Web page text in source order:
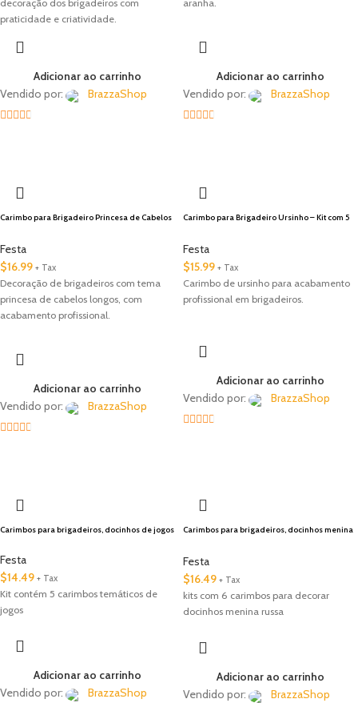
decoração dos brigadeiros com
praticidade e criatividade.
Adicionar ao carrinho
Vendido por:
BrazzaShop
aranha.
Adicionar ao carrinho
Vendido por:
BrazzaShop
Carimbo para Brigadeiro Princesa de Cabelos
Festa
$16.99 + Tax
Decoração de brigadeiros com tema
princesa de cabelos longos, com
acabamento profissional.
Adicionar ao carrinho
Vendido por:
BrazzaShop
Carimbo para Brigadeiro Ursinho – Kit com 5
Festa
$15.99 + Tax
Carimbo de ursinho para acabamento
profissional em brigadeiros.
Adicionar ao carrinho
Vendido por:
BrazzaShop
Carimbos para brigadeiros, docinhos de jogos
Festa
$14.49 + Tax
Kit contém 5 carimbos temáticos de
jogos
Adicionar ao carrinho
Vendido por:
BrazzaShop
Carimbos para brigadeiros, docinhos menina
Festa
$16.49 + Tax
kits com 6 carimbos para decorar
docinhos menina russa
Adicionar ao carrinho
Vendido por:
BrazzaShop